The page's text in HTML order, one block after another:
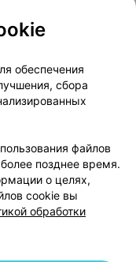
маркетинг
Доставка
Партнеры
103.by
Cookie
обеспечения
сбора
файлов
позднее время.
о целях,
cookie вы
обработки